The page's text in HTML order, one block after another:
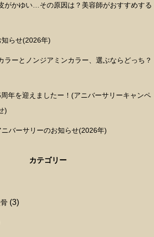
がかゆい…その原因は？美容師がおすすめする
らせ(2026年)
ラーとノンジアミンカラー、選ぶならどっち？
周年を迎えましたー！(アニバーサリーキャンペ
)
バーサリーのお知らせ(2026年)
カテゴリー
(3)